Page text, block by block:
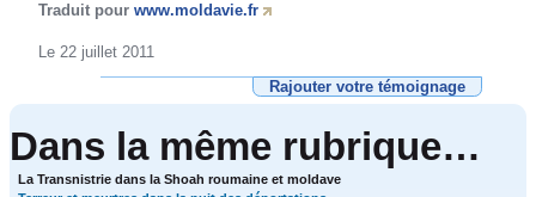
Traduit pour www.moldavie.fr
Le 22 juillet 2011
Rajouter votre témoignage
Dans la même rubrique…
La Transnistrie dans la Shoah roumaine et moldave